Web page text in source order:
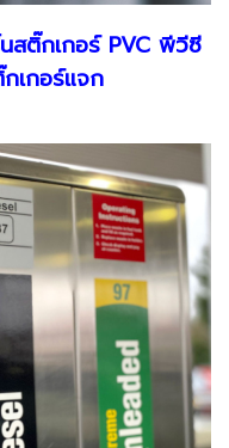
สติ๊กเกอร์ PVC พีวีซี
เกอร์แจก